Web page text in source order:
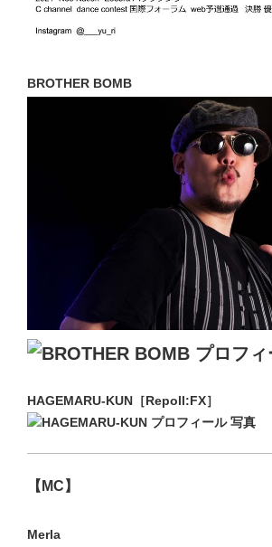
BROTHER BOMB
HAGEMARU-KUN［Repoll:FX］
【MC】
Merla